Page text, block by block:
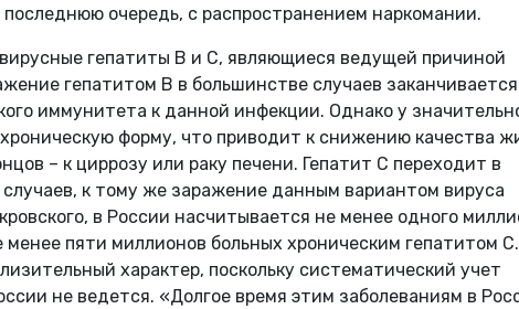
очередь, с распространением наркомании.
гепатиты В и С, являющиеся ведущей причиной
гепатитом B в большинстве случаев заканчивается
иммунитета к данной инфекции. Однако у
форму, что приводит к снижению качества
– к циррозу или раку печени. Гепатит C переходит в
к тому же заражение данным вариантом вируса
в России насчитывается не менее одного
пяти миллионов больных хроническим гепатитом C.
характер, поскольку систематический учет
не ведется. «Долгое время этим заболеваниям в